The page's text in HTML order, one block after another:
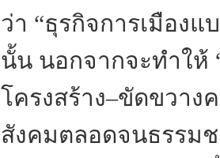
ว่า “ธุรกิจการเมือง
นั้น นอกจากจะทำให้
โครงสร้าง–ขัดขวาง
สังคมตลอดจนธรรม